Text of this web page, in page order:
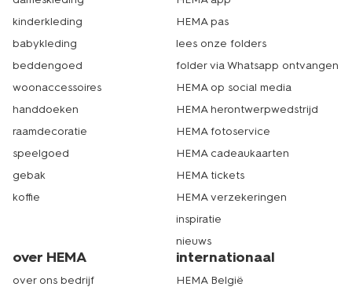
nog veel meer
beddengoed in maat 240x220
een grotere collectie dan online. Neem dus vooral een
kijkje in een van onze 500 HEMA-winkels door heel
Nederland. Slaap lekker! Echt HEMA.
kinderkleding
babykleding
beddengoed
woonaccessoires
handdoeken
raamdecoratie
speelgoed
gebak
koffie
HEMA pas
lees onze folders
folder via Whatsapp ontvangen
HEMA op social media
HEMA herontwerpwedstrijd
HEMA fotoservice
HEMA cadeaukaarten
HEMA tickets
HEMA verzekeringen
inspiratie
nieuws
over HEMA
over ons bedrijf
internationaal
HEMA België